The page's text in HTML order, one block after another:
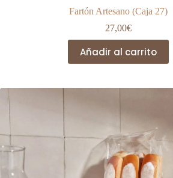
Fartón Artesano (Caja 27)
27,00€
Añadir al carrito